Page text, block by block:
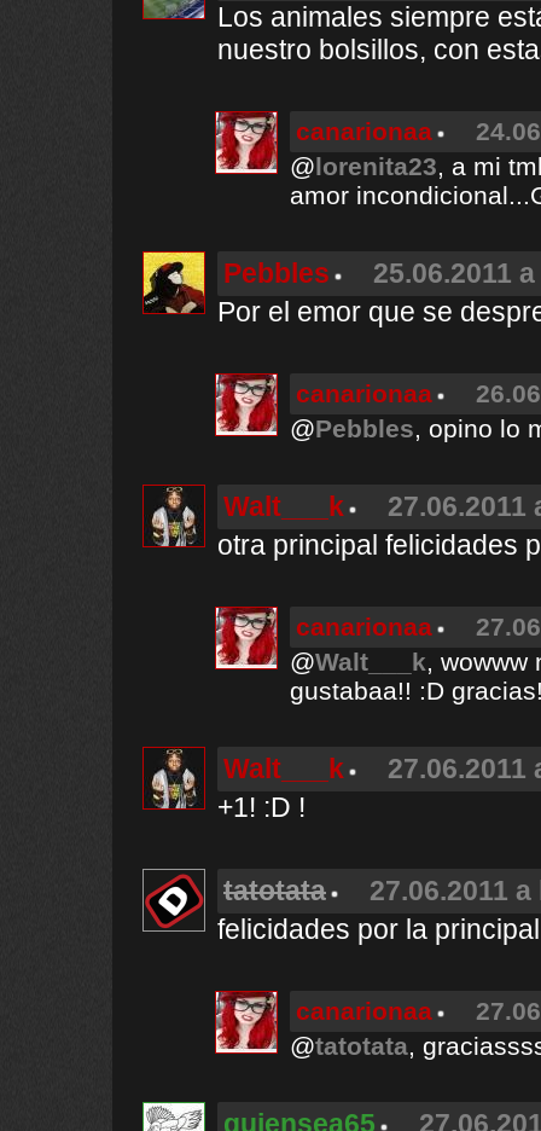
Los animales siempre
nuestro bolsillos, con
canarionaa
@lorenita23, a mi
amor
Pebbles
25.06.2011
Por el emor que se
canarionaa
@Pebbles, opino lo
Walt___k
27.06.2011
otra principal felicidades
canarionaa
@Walt___k, wowww
gustabaa!! :D
Walt___k
27.06.2011
+1! :D !
tatotata
27.06.2011
felicidades por la
canarionaa
@tatotata,
quiensea65